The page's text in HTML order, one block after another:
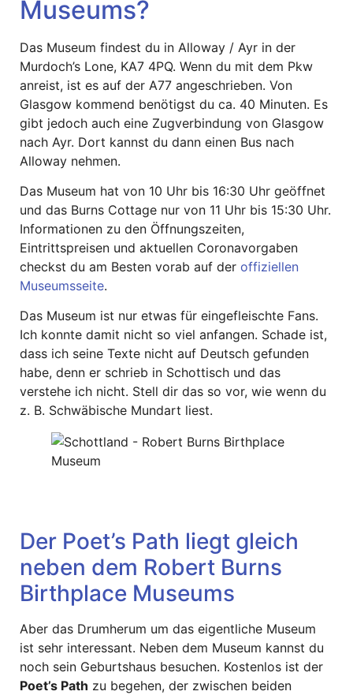
Museums?
Das Museum findest du in Alloway / Ayr in der
Murdoch’s Lone, KA7 4PQ. Wenn du mit dem Pkw
anreist, ist es auf der A77 angeschrieben. Von
Glasgow kommend benötigst du ca. 40 Minuten. Es
gibt jedoch auch eine Zugverbindung von Glasgow
nach Ayr. Dort kannst du dann einen Bus nach
Alloway nehmen.
Das Museum hat von 10 Uhr bis 16:30 Uhr geöffnet
und das Burns Cottage nur von 11 Uhr bis 15:30 Uhr.
Informationen zu den Öffnungszeiten,
Eintrittspreisen und aktuellen Coronavorgaben
checkst du am Besten vorab auf der offiziellen
Museumsseite.
Das Museum ist nur etwas für eingefleischte Fans.
Ich konnte damit nicht so viel anfangen. Schade ist,
dass ich seine Texte nicht auf Deutsch gefunden
habe, denn er schrieb in Schottisch und das
verstehe ich nicht. Stell dir das so vor, wie wenn du
z. B. Schwäbische Mundart liest.
Der Poet’s Path liegt gleich
neben dem Robert Burns
Birthplace Museums
Aber das Drumherum um das eigentliche Museum
ist sehr interessant. Neben dem Museum kannst du
noch sein Geburtshaus besuchen. Kostenlos ist der
Poet’s Path zu begehen, der zwischen beiden